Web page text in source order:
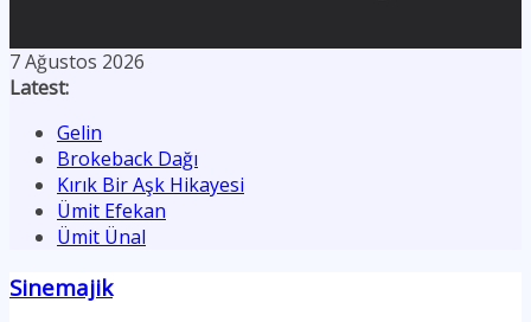
7 Ağustos 2026
Latest:
Gelin
Brokeback Dağı
Kırık Bir Aşk Hikayesi
Ümit Efekan
Ümit Ünal
Sinemajik